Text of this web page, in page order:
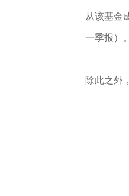
从该基金
一季报）。
除此之外